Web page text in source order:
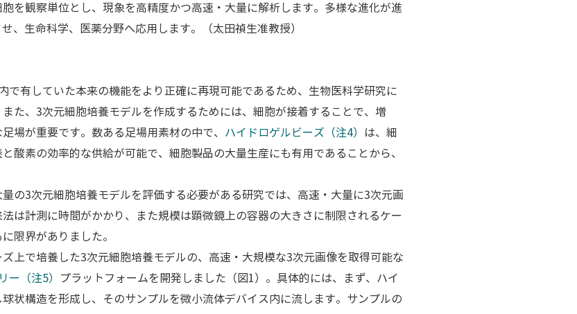
を観察単位とし、現象を高精度かつ高速・大量に解析します。多様な進化が進
、生命科学、医薬分野へ応用します。（太田禎生准教授）
で有していた本来の機能をより正確に再現可能であるため、生物医科学研究に
た、3次元細胞培養モデルを作成するためには、細胞が接着することで、増
場が重要です。数ある足場用素材の中で、 ハイドロゲルビーズ（注4）
は、細
酸素の効率的な供給が可能で、細胞製品の大量生産にも有用であることから、
の3次元細胞培養モデルを評価する必要がある研究では、高速・大量に3次元画
は計測に時間がかかり、また規模は顕微鏡上の容器の大きさに制限されるケー
限界がありました。
上で培養した3次元細胞培養モデルの、高速・大規模な3次元画像を取得可能な
ー（注5）
プラットフォームを開発しました（図1）。具体的には、まず、ハイ
状構造を形成し、そのサンプルを微小流体デバイス内に流します。サンプルの